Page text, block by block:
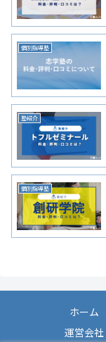
個別指導塾
塾紹介
個別指導塾
ホーム
運営会社